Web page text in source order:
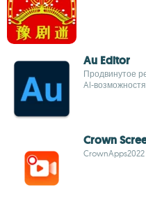
Au Editor
Продвинутое
AI-
Crown
CrownApps2022